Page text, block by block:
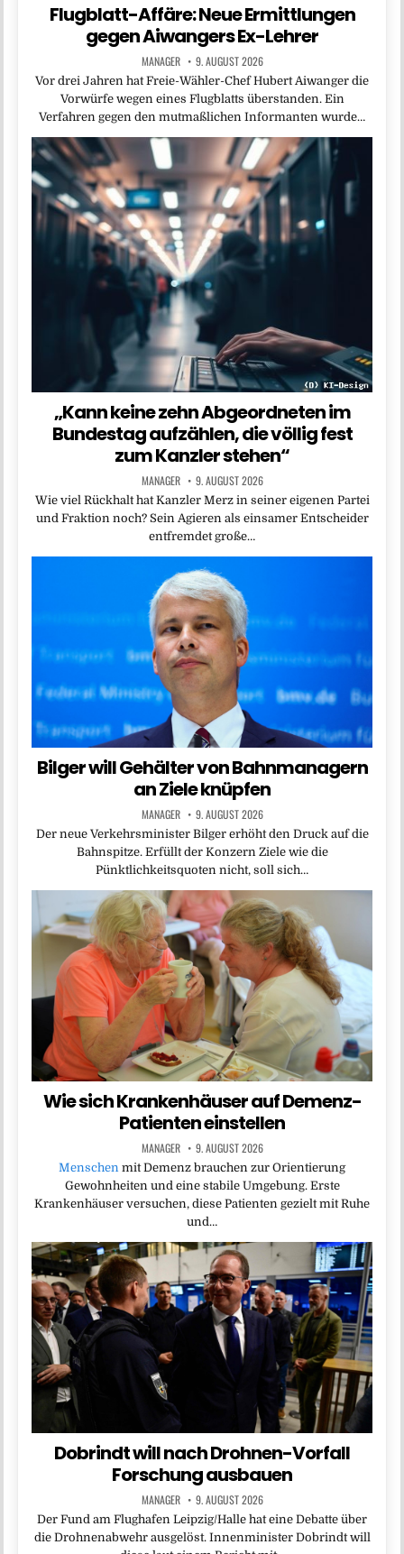
Flugblatt-Affäre: Neue Ermittlungen
gegen Aiwangers Ex-Lehrer
MANAGER 9. AUGUST 2026
Vor drei Jahren hat Freie-Wähler-Chef Hubert Aiwanger die
Vorwürfe wegen eines Flugblatts überstanden. Ein
Verfahren gegen den mutmaßlichen Informanten wurde…
„Kann keine zehn Abgeordneten im
Bundestag aufzählen, die völlig fest
zum Kanzler stehen“
MANAGER 9. AUGUST 2026
Wie viel Rückhalt hat Kanzler Merz in seiner eigenen Partei
und Fraktion noch? Sein Agieren als einsamer Entscheider
entfremdet große…
Bilger will Gehälter von Bahnmanagern
an Ziele knüpfen
MANAGER 9. AUGUST 2026
Der neue Verkehrsminister Bilger erhöht den Druck auf die
Bahnspitze. Erfüllt der Konzern Ziele wie die
Pünktlichkeitsquoten nicht, soll sich…
Wie sich Krankenhäuser auf Demenz-
Patienten einstellen
MANAGER 9. AUGUST 2026
Menschen mit Demenz brauchen zur Orientierung
Gewohnheiten und eine stabile Umgebung. Erste
Krankenhäuser versuchen, diese Patienten gezielt mit Ruhe
und…
Dobrindt will nach Drohnen-Vorfall
Forschung ausbauen
MANAGER 9. AUGUST 2026
Der Fund am Flughafen Leipzig/Halle hat eine Debatte über
die Drohnenabwehr ausgelöst. Innenminister Dobrindt will